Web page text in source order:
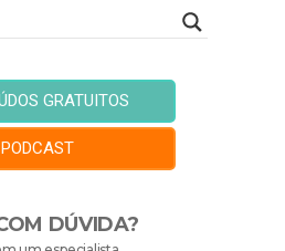
GRATUITOS
PODCAST
DÚVIDA?